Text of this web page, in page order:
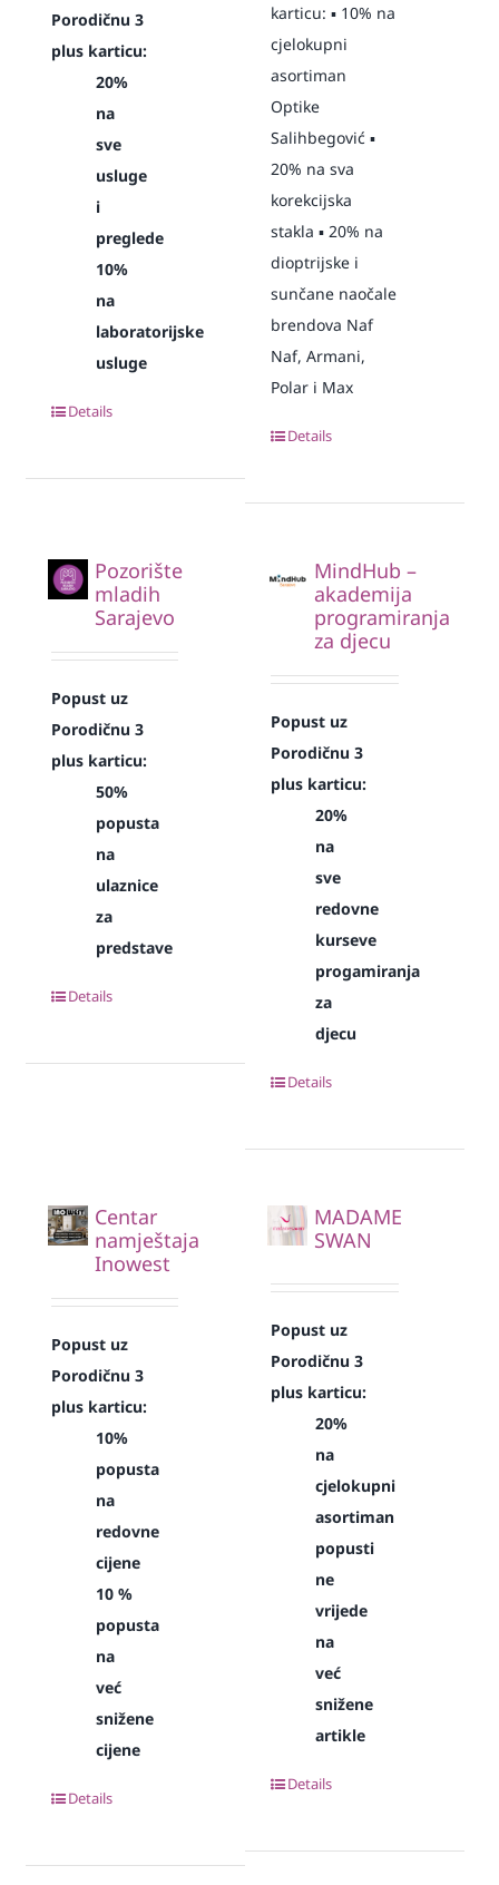
Porodičnu 3
plus karticu:
20%
na
sve
usluge
i
preglede
10%
na
laboratorijske
usluge
Details
karticu: ▪️ 10% na
cjelokupni
asortiman
Optike
Salihbegović ▪️
20% na sva
korekcijska
stakla ▪️ 20% na
dioptrijske i
sunčane naočale
brendova Naf
Naf, Armani,
Polar i Max
Details
Pozorište
mladih
Sarajevo
Popust uz
Porodičnu 3
plus karticu:
50%
popusta
na
ulaznice
za
predstave
Details
MindHub –
akademija
programiranja
za djecu
Popust uz
Porodičnu 3
plus karticu:
20%
na
sve
redovne
kurseve
progamiranja
za
djecu
Details
Centar
namještaja
Inowest
Popust uz
Porodičnu 3
plus karticu:
10%
popusta
na
redovne
cijene
10 %
popusta
na
već
snižene
cijene
Details
MADAME
SWAN
Popust uz
Porodičnu 3
plus karticu:
20%
na
cjelokupni
asortiman
popusti
ne
vrijede
na
već
snižene
artikle
Details